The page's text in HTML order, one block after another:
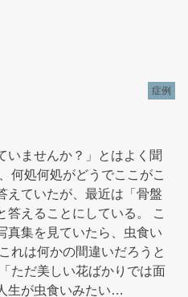
症例
いませんか？」とはよく聞
何処何処がどうでここがこ
えていたが、最近は「骨盤
答えることにしている。 こ
真集を見ていたら、虫食い
れは何かの間違いだろうと
ただ美しい花ばかりでは面
生が虫食いみたい…